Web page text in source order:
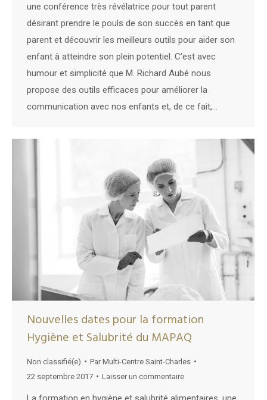
une conférence très révélatrice pour tout parent
désirant prendre le pouls de son succès en tant que
parent et découvrir les meilleurs outils pour aider son
enfant à atteindre son plein potentiel. C’est avec
humour et simplicité que M. Richard Aubé nous
propose des outils efficaces pour améliorer la
communication avec nos enfants et, de ce fait,…
Nouvelles dates pour la formation
Hygiène et Salubrité du MAPAQ
Non classifié(e) ParMulti-Centre Saint-Charles
22 septembre 2017
Laisser un commentaire